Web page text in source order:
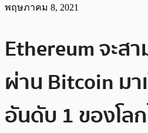
พฤษภาคม 8, 2021
Ethereum จะส
ผ่าน Bitcoin ม
อันดับ 1 ของโล